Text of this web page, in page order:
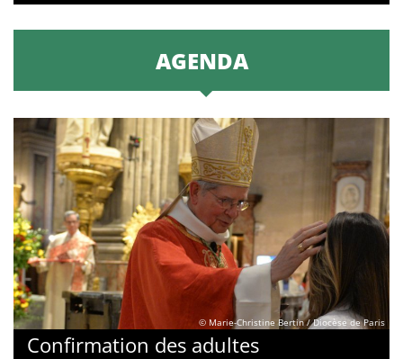
AGENDA
© Marie-Christine Bertin / Diocèse de Paris
Confirmation des adultes